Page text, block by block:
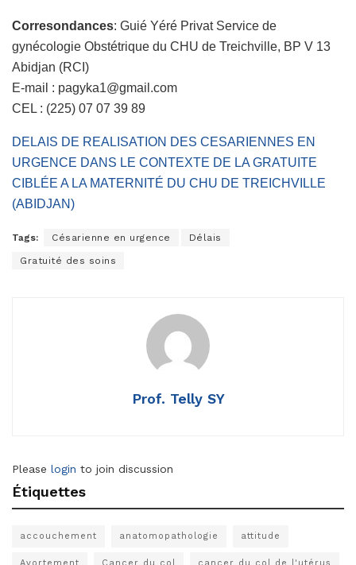
Corresondances: Guié Yéré Privat Service de
gynécologie Obstétrique du CHU de Treichville, BP V 13
Abidjan (RCI)
E-mail : pagyka1@gmail.com
CEL : (225) 07 07 39 89
DELAIS DE REALISATION DES CESARIENNES EN
URGENCE DANS LE CONTEXTE DE LA GRATUITE
CIBLÉE A LA MATERNITÉ DU CHU DE TREICHVILLE
(ABIDJAN)
Tags: Césarienne en urgence Délais
Gratuité des soins
Prof. Telly SY
Please login to join discussion
Étiquettes
accouchement anatomopathologie attitude
Avortement Cancer du col cancer du col de l'utérus